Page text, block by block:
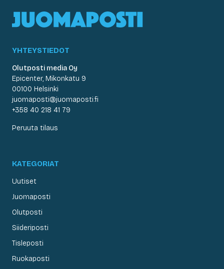
YHTEYSTIEDOT
Olutposti media Oy
Epicenter, Mikonkatu 9
00100 Helsinki
juomaposti@juomaposti.fi
+358 40 218 41 79
Peruuta tilaus
KATEGORIAT
Uutiset
Juomaposti
Olutposti
Siideriposti
Tisleposti
Ruokaposti